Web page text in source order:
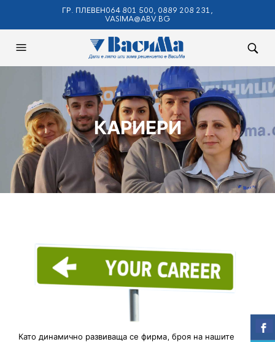
ГР. ПЛЕВЕН064 801 500, 0889 208 231,
VASIMA@ABV.BG
КАРИЕРИ
Като динамично развиваща се фирма, броя на нашите